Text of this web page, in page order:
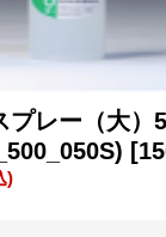
レー（大
)